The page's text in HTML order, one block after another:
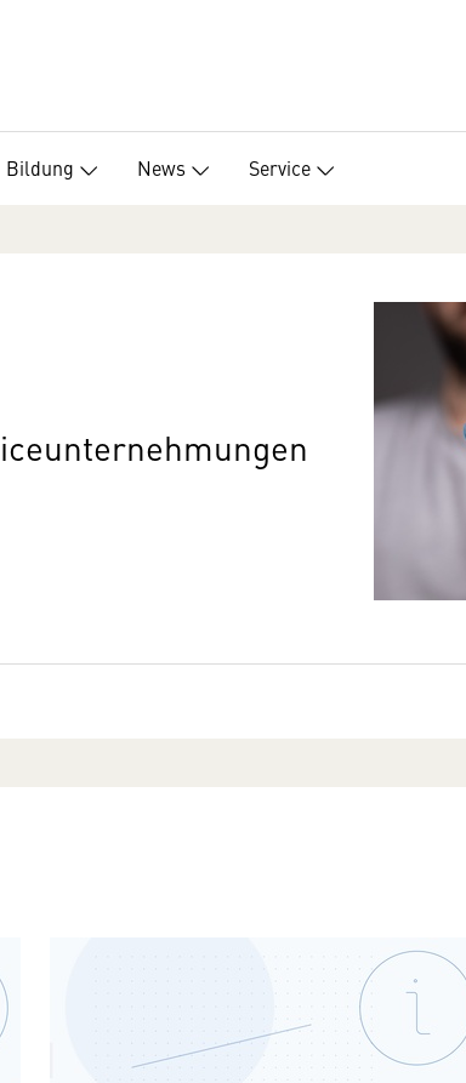
Bildung News Service